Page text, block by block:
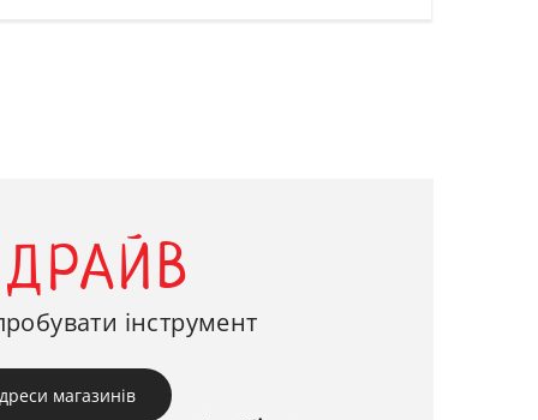
інструмент
магазинів